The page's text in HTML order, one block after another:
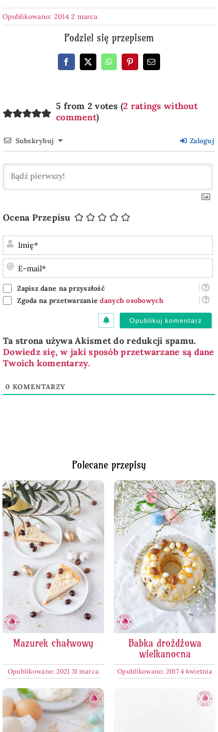
Opublikowano: 2014 2 marca
Podziel się przepisem
5 from 2 votes (2 ratings without
comment)
Subskrybuj Zaloguj
Ocena Przepisu
Zapisz dane na przyszłość
Zgoda na przetwarzaniedanych osobowych
Ta strona używa Akismet do redukcji spamu.
Dowiedz się, w jaki sposób przetwarzane są dane
Twoich komentarzy.
0 KOMENTARZY
Polecane przepisy
Mazurek chałwowy
Opublikowano: 2021 31 marca
Babka drożdżowa
wielkanocna
Opublikowano: 2017 4 kwietnia